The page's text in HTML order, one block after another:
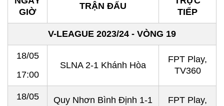
GIỜ
TRẬN ĐẤU
TIẾP
V-LEAGUE 2023/24 - VÒNG 19
18/05
17:00
SLNA 2-1 Khánh Hòa
FPT Play,
TV360
18/05 Quy Nhơn Bình Định 1-1 FPT Play,